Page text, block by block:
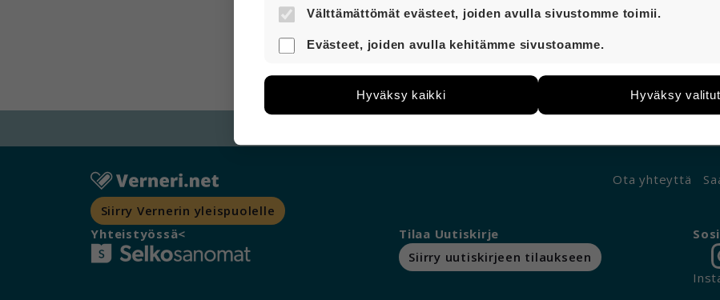
En käytä paljon alkoholia.
Asun yksin tuetussa asuntolassa. Käyn töissä 4
Siirry Vernerin yleispuolelle
Ota yhteyttä
Yhteistyössä<
Tilaa Uutiskirje
Siirry uutiskirjeen tilaukseen
Välttämättömät evästeet, joiden avulla sivustomme toimii.
Nämä evästeet ovat aina käytössä, jotta sivustoamme voi käyttää
turvallisesti.
Evästeet, joiden avulla kehitämme sivustoamme.
avulla voimme kehittää sivustoamme vastaamaan paremmin käyttäjien
Tietoa kerätään esimerkiksi kävijämääristä ja siitä, mitä sivuja
sivuilla liikutaan. Emme kuitenkaan kerää henkilötietoja kuten nimiä,
Hyväksy kaikki Hyväksy valitut